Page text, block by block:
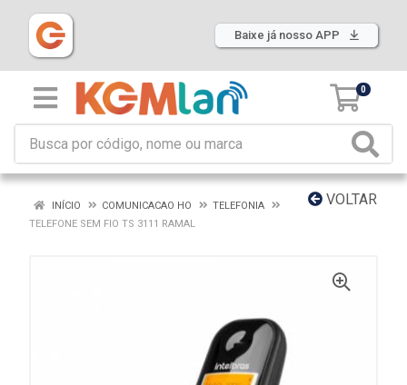
Baixe já nosso APP
0
VOLTAR
INÍCIO COMUNICACAO HO
TELEFONIA
TELEFONE SEM FIO TS 3111 RAMAL